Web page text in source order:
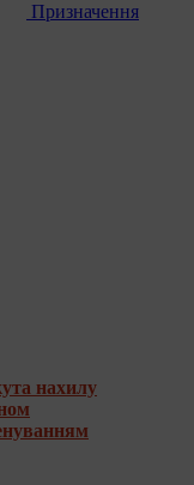
Призначення
нахилу